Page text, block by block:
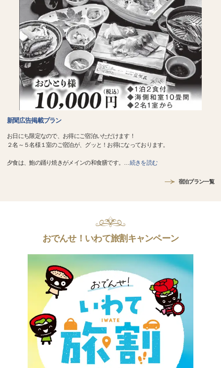
新聞広告掲載プラン
お日にち限定なので、お得にご宿泊いただけます！
２名～５名様１室のご宿泊が、グッと！お得になっております。
夕食は、鮑の踊り焼きがメインの和食膳です。 …続きを読む
宿泊プラン一覧
おでんせ！いわて旅割キャンペーン